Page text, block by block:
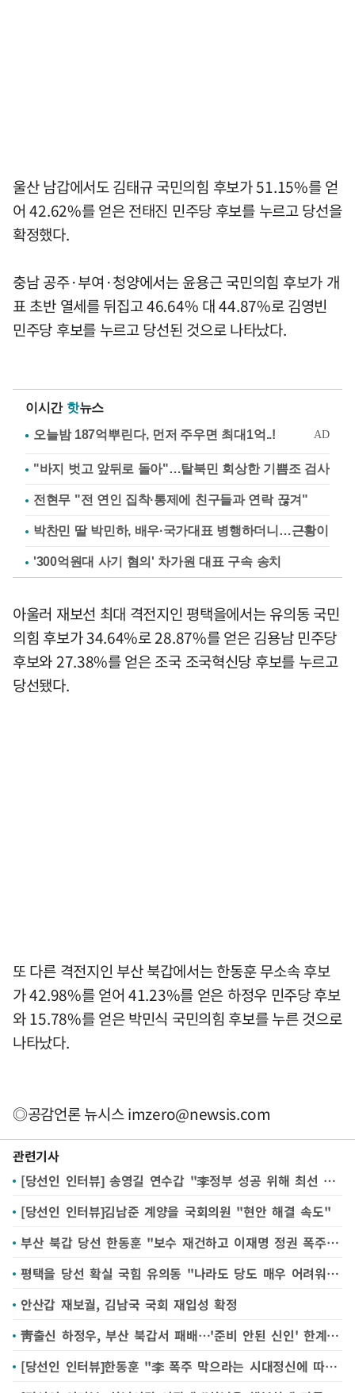
울산 남갑에서도 김태규 국민의힘 후보가 51.15%를 얻
어 42.62%를 얻은 전태진 민주당 후보를 누르고 당선을
확정했다.
충남 공주·부여·청양에서는 윤용근 국민의힘 후보가 개
표 초반 열세를 뒤집고 46.64% 대 44.87%로 김영빈
민주당 후보를 누르고 당선된 것으로 나타났다.
이시간 핫뉴스
"바지 벗고 앞뒤로 돌아"…탈북민 회상한 기쁨조 검사
전현무 "전 연인 집착·통제에 친구들과 연락 끊겨"
박찬민 딸 박민하, 배우·국가대표 병행하더니…근황이
'300억원대 사기 혐의' 차가원 대표 구속 송치
아울러 재보선 최대 격전지인 평택을에서는 유의동 국민
의힘 후보가 34.64%로 28.87%를 얻은 김용남 민주당
후보와 27.38%를 얻은 조국 조국혁신당 후보를 누르고
당선됐다.
또 다른 격전지인 부산 북갑에서는 한동훈 무소속 후보
가 42.98%를 얻어 41.23%를 얻은 하정우 민주당 후보
와 15.78%를 얻은 박민식 국민의힘 후보를 누른 것으로
나타났다.
◎공감언론 뉴시스imzero@newsis.com
관련기사
[당선인 인터뷰] 송영길 연수갑 "李정부 성공 위해 최선 다할 것"
[당선인 인터뷰]김남준 계양을 국회의원 "현안 해결 속도"
부산 북갑 당선 한동훈 "보수 재건하고 이재명 정권 폭주 제어하겠다"(종합)
평택을 당선 확실 국힘 유의동 "나라도 당도 매우 어려워…시민 명령 따라 걸어가겠다"
안산갑 재보궐, 김남국 국회 재입성 확정
靑출신 하정우, 부산 북갑서 패배…'준비 안된 신인' 한계 못 넘어
[당선인 인터뷰]한동훈 "李 폭주 막으라는 시대정신에 따를 것"